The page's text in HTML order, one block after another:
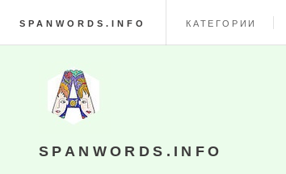
SPANWORDS.INFO КАТЕГОРИИ
SPANWORDS.INFO